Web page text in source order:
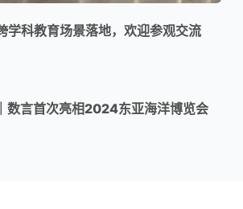
学科教育场景落地，欢迎参观交流
数言首次亮相2024东亚海洋博览会